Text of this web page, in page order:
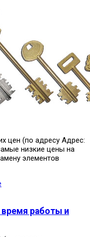
цен (по адресу Адрес:
низкие цены на
элементов
работы и